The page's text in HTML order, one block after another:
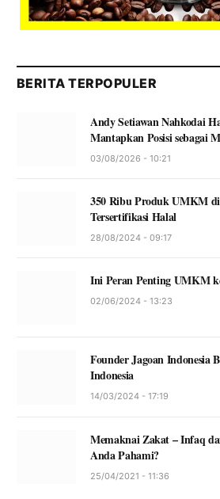
BERITA TERPOPULER
Andy Setiawan Nahkodai
Mantapkan Posisi sebagai
03/08/2026 - 10:21
350 Ribu Produk UMKM
Tersertifikasi Halal
28/08/2024 - 09:17
Ini Peran Penting UMKM
02/06/2024 - 13:23
Founder Jagoan
Indonesia
14/03/2024 - 17:19
Memaknai Zakat – Infaq
Anda Pahami?
25/04/2021 - 11:36